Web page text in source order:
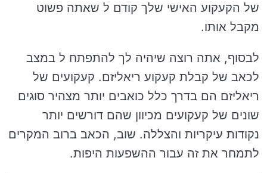
של הקעקוע האישי שלך קודם ל שאתה פשוט
מקבל אותו.
לבסוף, אתה רוצה שיהיה לך להתפתח ל במצב
לכאב של קבלת קעקוע ריאליזם. קעקועים של
ריאליזם הם בדרך כלל כואבים יותר מצהיר סוגים
שונים של קעקועים מכיוון שהם דורשים יותר
נקודות עיקריות והצללה. שוב, הכאב ברוב המקרים
לתמחר את זה עבור ההשפעות היפות.